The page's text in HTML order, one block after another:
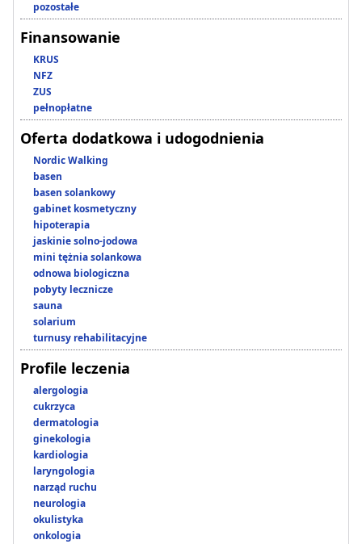
pozostałe
Finansowanie
KRUS
NFZ
ZUS
pełnopłatne
Oferta dodatkowa i udogodnienia
Nordic Walking
basen
basen solankowy
gabinet kosmetyczny
hipoterapia
jaskinie solno-jodowa
mini tężnia solankowa
odnowa biologiczna
pobyty lecznicze
sauna
solarium
turnusy rehabilitacyjne
Profile leczenia
alergologia
cukrzyca
dermatologia
ginekologia
kardiologia
laryngologia
narząd ruchu
neurologia
okulistyka
onkologia